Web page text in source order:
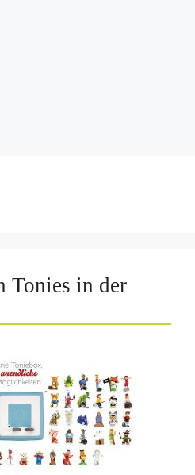
Tonies in der